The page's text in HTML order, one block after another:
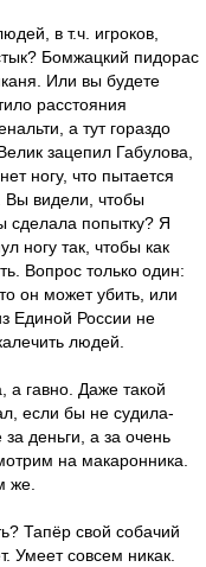
в т.ч. игроков,
Бомжацкий пидорас
Или вы будете
расстояния
а тут гораздо
зацепил Габулова,
ногу, что пытается
Вы видели, чтобы
сделала попытку? Я
ногу так, чтобы как
Вопрос только один:
он может убить, или
Единой России не
людей.
а гавно. Даже такой
если бы не судила-
деньги, а за очень
на макаронника.
же.
Тапёр свой собачий
Умеет совсем никак.